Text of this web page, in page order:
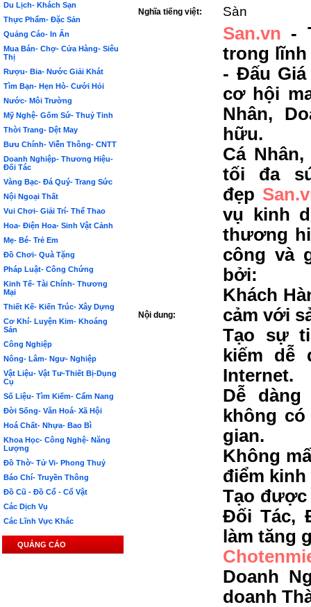
Du Lịch- Khách Sạn
Thực Phẩm- Đặc Sản
Quảng Cáo- In Ấn
Mua Bán- Chợ- Cửa Hàng- Siêu
Thị
Rượu- Bia- Nước Giải Khát
Tìm Bạn- Hẹn Hò- Cưới Hỏi
Nước- Môi Trường
Mỹ Nghệ- Gốm Sứ- Thuỷ Tinh
Thời Trang- Dệt May
Bưu Chính- Viễn Thông- CNTT
Doanh Nghiệp- Thương Hiệu-
Đối Tác
Vàng Bạc- Đá Quý- Trang Sức
Nội Ngoại Thất
Vui Chơi- Giải Trí- Thể Thao
Hoa- Điện Hoa- Sinh Vật Cảnh
Mẹ- Bé- Trẻ Em
Đồ Chơi- Quà Tặng
Pháp Luật- Công Chứng
Kinh Tế- Tài Chính- Thương
Mại
Thiết Kế- Kiến Trúc- Xây Dựng
Cơ Khí- Luyện Kim- Khoáng
Sản
Công Nghiệp
Nông- Lâm- Ngư- Nghiệp
Vật Liệu- Vật Tư-Thiết Bị-Dụng
Cụ
Số Liệu- Tìm Kiếm- Cẩm Nang
Đời Sống- Văn Hoá- Xã Hội
Hoá Chất- Nhựa- Bao Bì
Khoa Học- Công Nghệ- Năng
Lượng
Đồ Thờ- Tử Vi- Phong Thuỷ
Báo Chí- Truyền Thông
Đồ Cũ - Đồ Cổ - Cổ Vật
Các Dịch Vụ
Các Lĩnh Vực Khác
QUẢNG CÁO
Nghĩa tiếng việt: Sàn
Nội dung:
San.vn -
trong lĩnh
- Đấu Giá
cơ hội
Nhân,
hữu.
Cá
tối đa
đẹp
vụ kinh
thương
công và
bởi:
Khách
cảm với
Tạo sự
kiếm dễ
Internet.
Dễ
không
gian.
Không
điểm kinh
Tạo được
Đối Tác,
làm tăng
Doanh
doanh